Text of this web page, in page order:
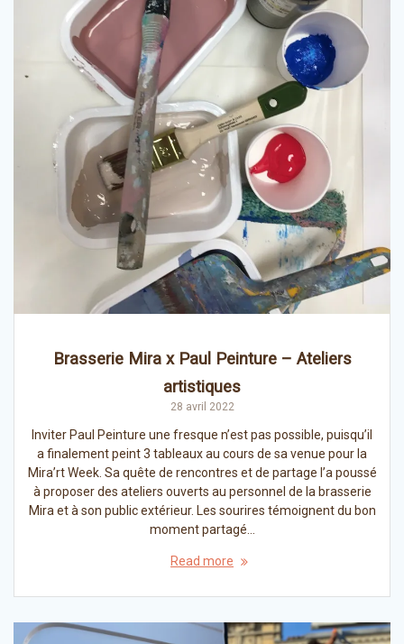
Brasserie Mira x Paul Peinture – Ateliers
artistiques
28 avril 2022
Inviter Paul Peinture une fresque n’est pas possible, puisqu’il
a finalement peint 3 tableaux au cours de sa venue pour la
Mira’rt Week. Sa quête de rencontres et de partage l’a poussé
à proposer des ateliers ouverts au personnel de la brasserie
Mira et à son public extérieur. Les sourires témoignent du bon
moment partagé…
Read more